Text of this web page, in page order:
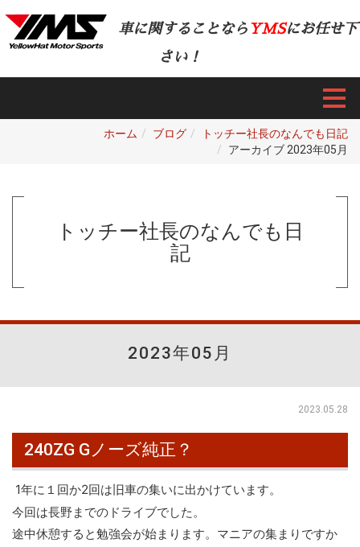
車に関することなら YMSにお任せ下
さい！
ホーム ブログ
トッチー社長のなんでも日記
アーカイブ 2023年05月
トッチー社長のなんでも日
記
2023年05月
2023.05.28
240ZG Gノーズ純正？
1年に１回か2回は旧車の集いに出かけています。
今回は長野までのドライブでした。
途中休憩すると勉強会が始まります。マニアの集まりですか